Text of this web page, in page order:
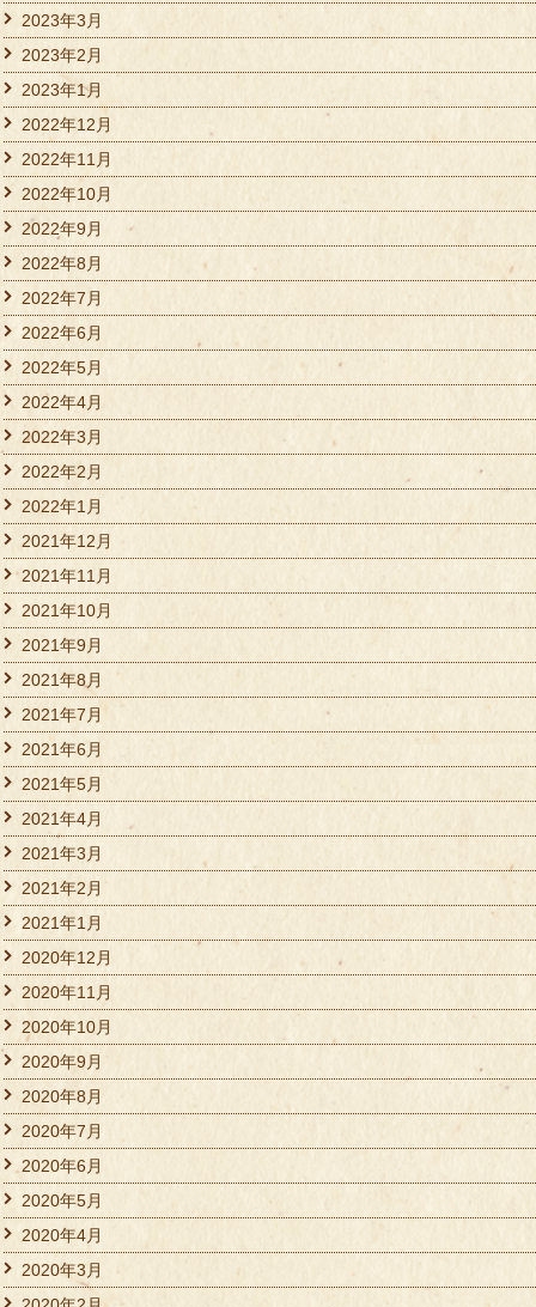
2023年3月
2023年2月
2023年1月
2022年12月
2022年11月
2022年10月
2022年9月
2022年8月
2022年7月
2022年6月
2022年5月
2022年4月
2022年3月
2022年2月
2022年1月
2021年12月
2021年11月
2021年10月
2021年9月
2021年8月
2021年7月
2021年6月
2021年5月
2021年4月
2021年3月
2021年2月
2021年1月
2020年12月
2020年11月
2020年10月
2020年9月
2020年8月
2020年7月
2020年6月
2020年5月
2020年4月
2020年3月